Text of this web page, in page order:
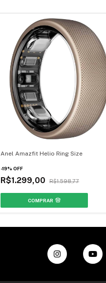
Anel Amazfit Helio Ring Size
-19% OFF
R$1.299,00 R$1.598,77
COMPRAR